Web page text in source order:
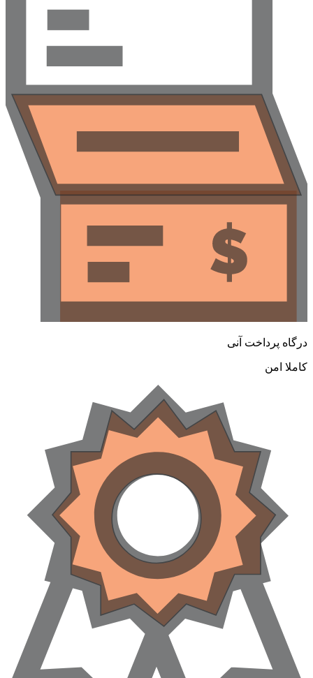
درگاه پرداخت آنی
کاملا امن